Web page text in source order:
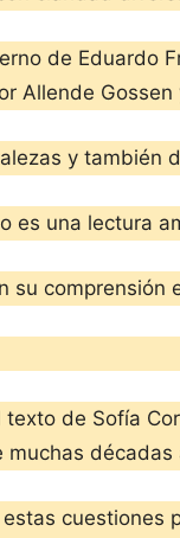
de Eduardo
Allende
y también
es una lectura
su
de Sofía
muchas
estas